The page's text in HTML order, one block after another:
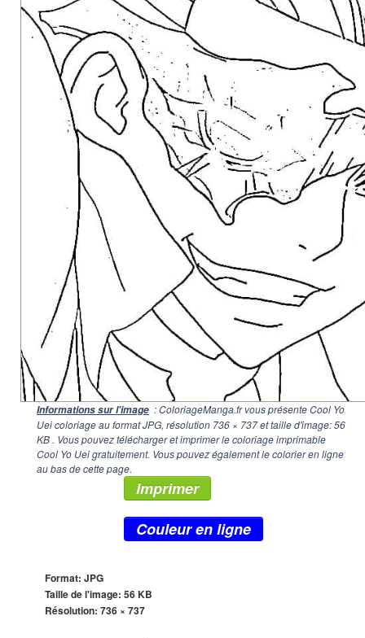
Informations sur l'image : ColoriageManga.fr vous présente Cool Yo
Uei coloriage au format JPG, résolution 736 × 737et taille d'image: 56
KB . Vous pouvez télécharger et imprimer le coloriage imprimable
Cool Yo Uei gratuitement. Vous pouvez également le colorier en ligne
au bas de cette page.
Imprimer
Couleur en ligne
Format: JPG
Taille de l'image: 56 KB
Résolution: 736 × 737